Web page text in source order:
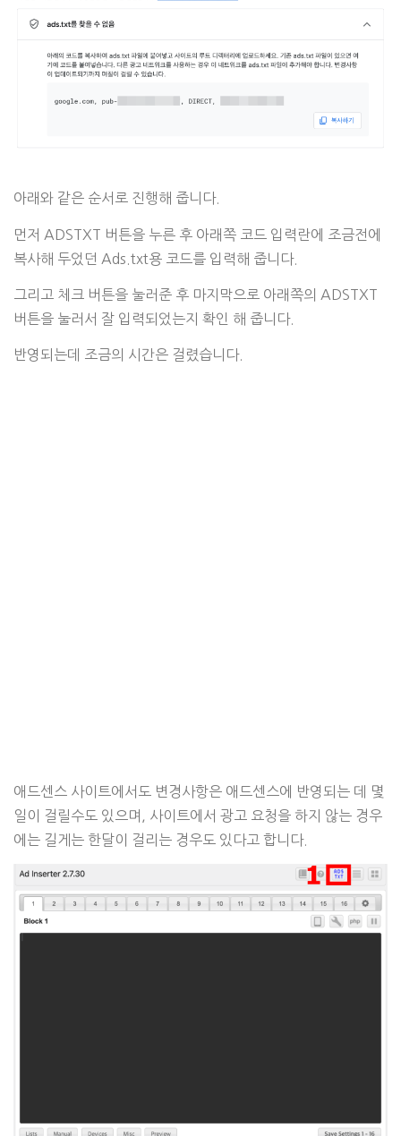
아래와 같은 순서로 진행해 줍니다.
먼저 ADSTXT 버튼을 누른 후 아래쪽 코드 입력란에 조금전에
복사해 두었던 Ads.txt용 코드를 입력해 줍니다.
그리고 체크 버튼을 눌러준 후 마지막으로 아래쪽의 ADSTXT
버튼을 눌러서 잘 입력되었는지 확인 해 줍니다.
반영되는데 조금의 시간은 걸렸습니다.
애드센스 사이트에서도 변경사항은 애드센스에 반영되는 데 몇
일이 걸릴수도 있으며, 사이트에서 광고 요청을 하지 않는 경우
에는 길게는 한달이 걸리는 경우도 있다고 합니다.